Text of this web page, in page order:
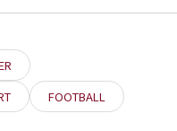
FOOTBALL